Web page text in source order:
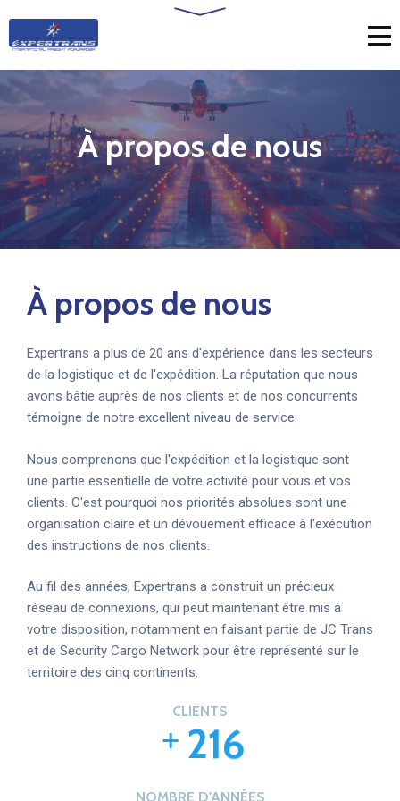
À propos de nous
À propos de nous
Expertrans a plus de 20 ans d'expérience dans les secteurs
de la logistique et de l'expédition. La réputation que nous
avons bâtie auprès de nos clients et de nos concurrents
témoigne de notre excellent niveau de service.
Nous comprenons que l'expédition et la logistique sont
une partie essentielle de votre activité pour vous et vos
clients. C'est pourquoi nos priorités absolues sont une
organisation claire et un dévouement efficace à l'exécution
des instructions de nos clients.
Au fil des années, Expertrans a construit un précieux
réseau de connexions, qui peut maintenant être mis à
votre disposition, notamment en faisant partie de JC Trans
et de Security Cargo Network pour être représenté sur le
territoire des cinq continents.
CLIENTS
216
NOMBRE D'ANNÉES